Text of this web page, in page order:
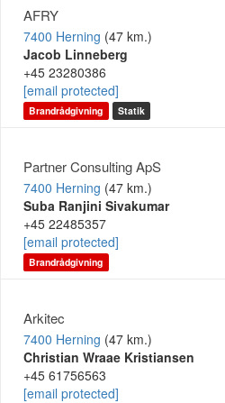
AFRY
7400 Herning (47 km.)
Jacob Linneberg
+45 23280386
[email protected]
Brandrådgivning Statik
Partner Consulting ApS
7400 Herning (47 km.)
Suba Ranjini Sivakumar
+45 22485357
[email protected]
Brandrådgivning
Arkitec
7400 Herning (47 km.)
Christian Wraae Kristiansen
+45 61756563
[email protected]